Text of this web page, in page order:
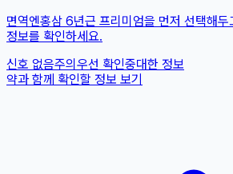
면역엔홍삼 6년근 프리미엄을 먼저 선택해
정보를 확인하세요.
신호 없음주의 우선 확인중대한 정보
약과 함께 확인할 정보 보기